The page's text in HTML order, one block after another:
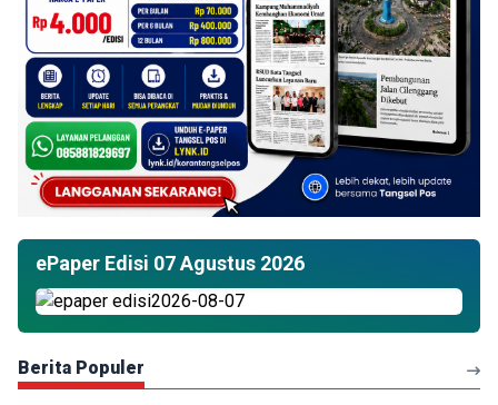
ePaper Edisi 07 Agustus 2026
Berita Populer